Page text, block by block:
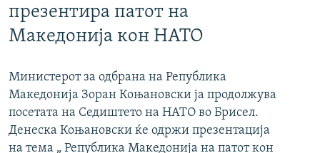
навигација
Премини
на
ШТО ТРЕБА ДА ЗНАЕТЕ
ПРИЈАВИ СЕ ЗА ЊУЗЛЕТЕР
ПОДКАСТ ЗОШТО?
СЛЕДЕТЕ НЕ
презентира патот на
Македонија кон НАТО
Министерот за одбрана на Република
Македонија Зоран Коњановски ја продолжува
посетата на Седиштето на НАТО во Брисел.
Денеска Коњановски ќе одржи презентација
на тема „ Република Македонија на патот кон